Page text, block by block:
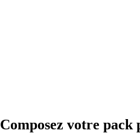
Composez votre pack